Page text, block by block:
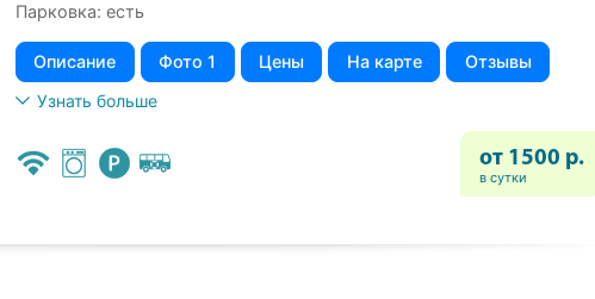
Парковка: есть
Описание Фото 1 Цены На карте
Отзывы
Узнать больше
от 1500 р.
в сутки